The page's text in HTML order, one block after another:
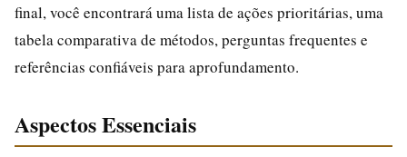
final, você encontrará uma lista de ações prioritárias, uma
tabela comparativa de métodos, perguntas frequentes e
referências confiáveis para aprofundamento.
Aspectos Essenciais